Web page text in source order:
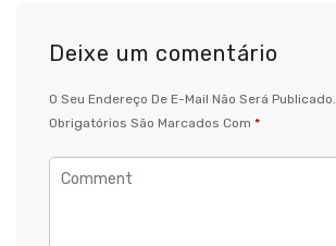
Deixe um comentário
O Seu Endereço De E-Mail Não Será Publicado.
Obrigatórios São Marcados Com *